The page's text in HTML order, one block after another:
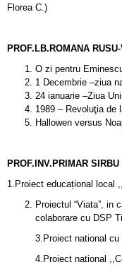
Florea C.)
PROF.LB.ROMANA
O zi pentru
1 Decembrie –ziua
24 ianuarie –Ziua
1989 – Revoluţia de
Hallowen versus
PROF.INV.PRIMAR
1.Proiect educațional local
Proiectul “Viata”, in
colaborare cu DSP
3.Proiect national cu
4.Proiect national